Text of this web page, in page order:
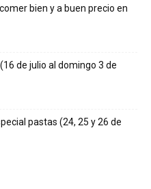
bien y a buen precio en
de julio al domingo 3 de
pastas (24, 25 y 26 de